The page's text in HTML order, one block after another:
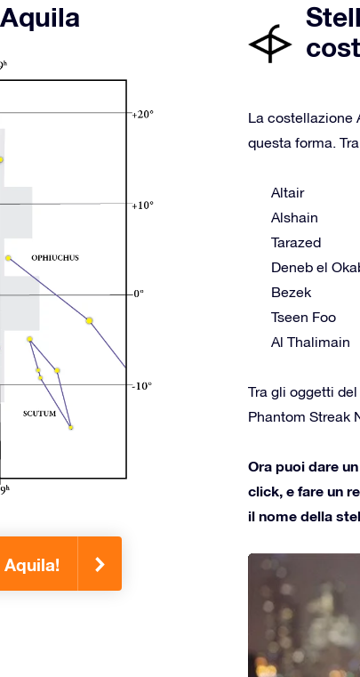
La costellazione
questa forma.
Altair
Alshain
Tarazed
Deneb el
Bezek
Tseen Foo
Al Thalimain
Tra gli oggetti
Phantom Streak
Ora puoi dare
click, e fare un
il nome della